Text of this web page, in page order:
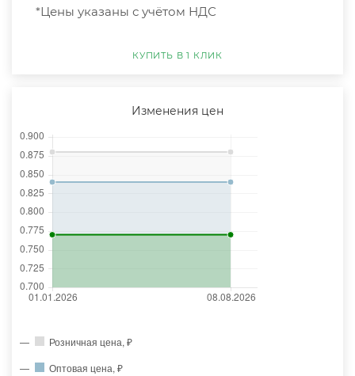
*Цены указаны с учётом НДС
КУПИТЬ В 1 КЛИК
Изменения цен
Розничная цена, ₽
Оптовая цена, ₽